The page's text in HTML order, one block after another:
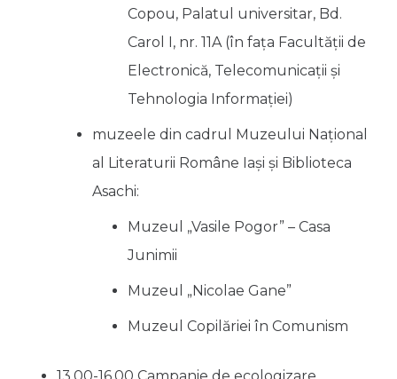
Copou, Palatul universitar, Bd.
Carol I, nr. 11A (în fața Facultății de
Electronică, Telecomunicații și
Tehnologia Informației)
muzeele din cadrul Muzeului Național
al Literaturii Române Iași și Biblioteca
Asachi:
Muzeul „Vasile Pogor” – Casa
Junimii
Muzeul „Nicolae Gane”
⁠Muzeul Copilăriei în Comunism